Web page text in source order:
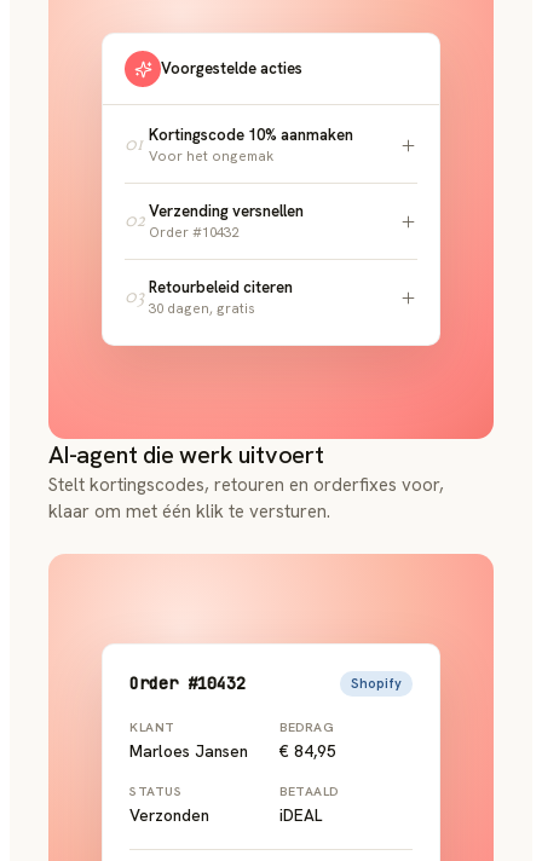
Voorgestelde acties
01 Kortingscode 10% aanmaken
Voor het ongemak
02Verzending versnellen
Order #10432
03 Retourbeleid citeren
30 dagen, gratis
AI-agent die werk uitvoert
Stelt kortingscodes, retouren en orderfixes voor,
klaar om met één klik te versturen.
Order #10432 Shopify
KLANT
Marloes Jansen
BEDRAG
€ 84,95
STATUS
Verzonden
BETAALD
iDEAL